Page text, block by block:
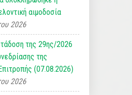
αιμοδοσία
2026
της 29ης/2026
της
(07.08.2026)
2026